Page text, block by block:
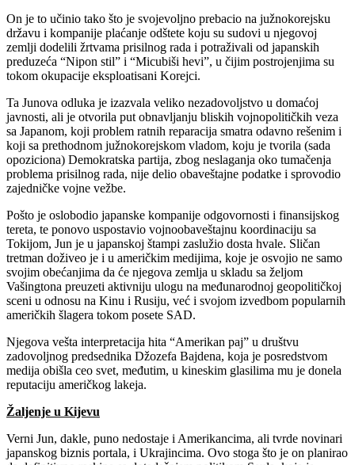
On je to učinio tako što je svojevoljno prebacio na južnokorejsku
državu i kompanije plaćanje odštete koju su sudovi u njegovoj
zemlji dodelili žrtvama prisilnog rada i potraživali od japanskih
preduzeća “Nipon stil” i “Micubiši hevi”, u čijim postrojenjima su
tokom okupacije eksploatisani Korejci.
Ta Junova odluka je izazvala veliko nezadovoljstvo u domaćoj
javnosti, ali je otvorila put obnavljanju bliskih vojnopolitičkih veza
sa Japanom, koji problem ratnih reparacija smatra odavno rešenim i
koji sa prethodnom južnokorejskom vladom, koju je tvorila (sada
opoziciona) Demokratska partija, zbog neslaganja oko tumačenja
problema prisilnog rada, nije delio obaveštajne podatke i sprovodio
zajedničke vojne vežbe.
Pošto je oslobodio japanske kompanije odgovornosti i finansijskog
tereta, te ponovo uspostavio vojnoobaveštajnu koordinaciju sa
Tokijom, Jun je u japanskoj štampi zaslužio dosta hvale. Sličan
tretman doživeo je i u američkim medijima, koje je osvojio ne samo
svojim obećanjima da će njegova zemlja u skladu sa željom
Vašingtona preuzeti aktivniju ulogu na međunarodnoj geopolitičkoj
sceni u odnosu na Kinu i Rusiju, već i svojom izvedbom popularnih
američkih šlagera tokom posete SAD.
Njegova vešta interpretacija hita “Amerikan paj” u društvu
zadovoljnog predsednika Džozefa Bajdena, koja je posredstvom
medija obišla ceo svet, međutim, u kineskim glasilima mu je donela
reputaciju američkog lakeja.
Žaljenje u Kijevu
Verni Jun, dakle, puno nedostaje i Amerikancima, ali tvrde novinari
japanskog biznis portala, i Ukrajincima. Ovo stoga što je on planirao